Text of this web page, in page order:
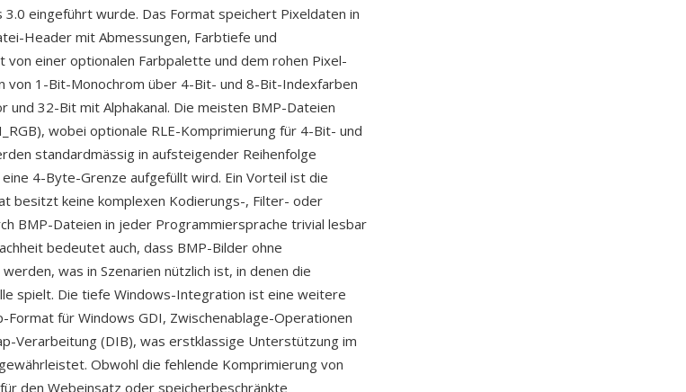
eingeführt wurde. Das Format speichert Pixeldaten in
Header mit Abmessungen, Farbtiefe und
einer optionalen Farbpalette und dem rohen Pixel-
von 1-Bit-Monochrom über 4-Bit- und 8-Bit-Indexfarben
und 32-Bit mit Alphakanal. Die meisten BMP-Dateien
wobei optionale RLE-Komprimierung für 4-Bit- und
standardmässig in aufsteigender Reihenfolge
4-Byte-Grenze aufgefüllt wird. Ein Vorteil ist die
besitzt keine komplexen Kodierungs-, Filter- oder
BMP-Dateien in jeder Programmiersprache trivial lesbar
bedeutet auch, dass BMP-Bilder ohne
was in Szenarien nützlich ist, in denen die
spielt. Die tiefe Windows-Integration ist eine weitere
Format für Windows GDI, Zwischenablage-Operationen
Verarbeitung (DIB), was erstklassige Unterstützung im
Obwohl die fehlende Komprimierung von
den Webeinsatz oder speicherbeschränkte